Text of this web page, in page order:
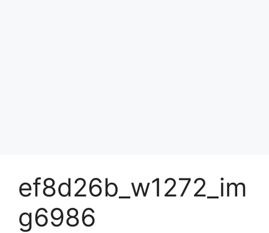
ef8d26b_w1272_im
g6986